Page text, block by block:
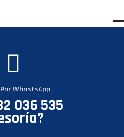
WhastsApp
036 535